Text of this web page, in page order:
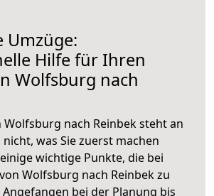
Umzüge:
Hilfe für Ihren
Wolfsburg nach
nach Reinbek steht an
nicht, was Sie zuerst machen
wichtige Punkte, die bei
Wolfsburg nach Reinbek zu
Angefangen bei der Planung bis